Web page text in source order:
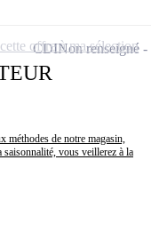
méthodes de notre magasin,
vous veillerez à la
CDINon renseigné
offre à ma sélection